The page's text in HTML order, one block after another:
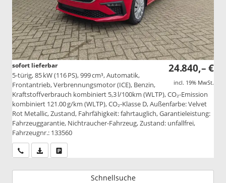
24.840,– €
incl. 19% MwSt.
sofort lieferbar
5-türig, 85 kW (116 PS), 999 cm³, Automatik,
Frontantrieb, Verbrennungsmotor (ICE), Benzin,
Kraftstoffverbrauch kombiniert 5,3 l/100km (WLTP), CO₂-Emission
kombiniert 121.00 g/km (WLTP), CO₂-Klasse D, Außenfarbe: Velvet
Rot Metallic, Zustand, Fahrfähigkeit: fahrtauglich, Garantieleistung:
Fahrzeuggarantie, Nichtraucher-Fahrzeug, Zustand: unfallfrei,
Fahrzeugnr.: 133560
Wir rufen Sie anPDF-Datei, Fahrzeugexposé drucken
Schnellsuche